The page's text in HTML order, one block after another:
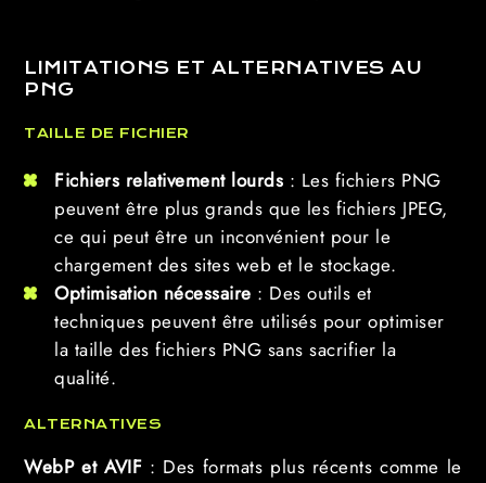
LIMITATIONS ET ALTERNATIVES AU
PNG
TAILLE DE FICHIER
Fichiers relativement lourds : Les fichiers PNG
peuvent être plus grands que les fichiers JPEG,
ce qui peut être un inconvénient pour le
chargement des sites web et le stockage.
Optimisation nécessaire : Des outils et
techniques peuvent être utilisés pour optimiser
la taille des fichiers PNG sans sacrifier la
qualité.
ALTERNATIVES
WebP et AVIF : Des formats plus récents comme le